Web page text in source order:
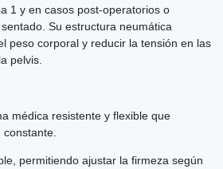
1 y en casos post-operatorios o
Su estructura neumática
peso corporal y reducir la tensión en las
pelvis.
médica resistente y flexible que
permitiendo ajustar la firmeza según